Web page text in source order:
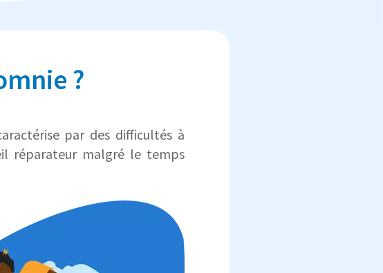
?
par des difficultés à
réparateur malgré le temps